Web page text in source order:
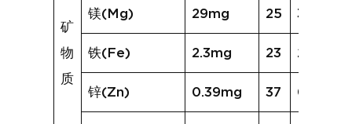
矿
物
质
镁(Mg) 29mg 25 32mg
铁(Fe) 2.3mg 23 2.4mg
锌(Zn) 0.39mg 37 0.74mg